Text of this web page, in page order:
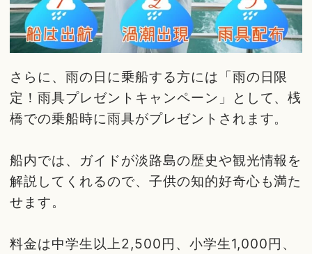
さらに、雨の日に乗船する方には「雨の日限
定！雨具プレゼントキャンペーン」として、桟
橋での乗船時に雨具がプレゼントされます。
船内では、ガイドが淡路島の歴史や観光情報を
解説してくれるので、子供の知的好奇心も満た
せます。
料金は中学生以上2,500円、小学生1,000円、